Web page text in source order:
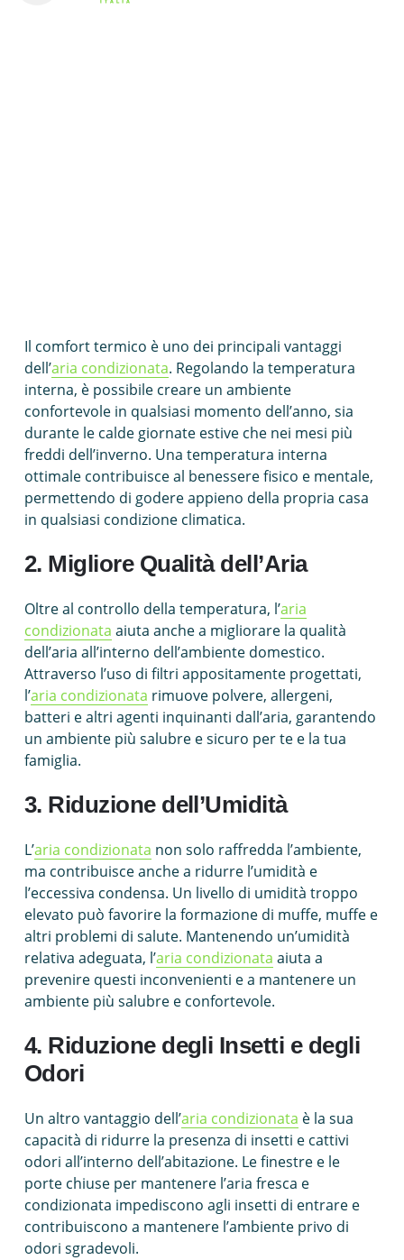
Il comfort termico è uno dei principali vantaggi
dell’aria condizionata. Regolando la temperatura
interna, è possibile creare un ambiente
confortevole in qualsiasi momento dell’anno, sia
durante le calde giornate estive che nei mesi più
freddi dell’inverno. Una temperatura interna
ottimale contribuisce al benessere fisico e mentale,
permettendo di godere appieno della propria casa
in qualsiasi condizione climatica.
2. Migliore Qualità dell’Aria
Oltre al controllo della temperatura, l’aria
condizionata aiuta anche a migliorare la qualità
dell’aria all’interno dell’ambiente domestico.
Attraverso l’uso di filtri appositamente progettati,
l’aria condizionata rimuove polvere, allergeni,
batteri e altri agenti inquinanti dall’aria, garantendo
un ambiente più salubre e sicuro per te e la tua
famiglia.
3. Riduzione dell’Umidità
L’aria condizionata non solo raffredda l’ambiente,
ma contribuisce anche a ridurre l’umidità e
l’eccessiva condensa. Un livello di umidità troppo
elevato può favorire la formazione di muffe, muffe e
altri problemi di salute. Mantenendo un’umidità
relativa adeguata, l’aria condizionata aiuta a
prevenire questi inconvenienti e a mantenere un
ambiente più salubre e confortevole.
4. Riduzione degli Insetti e degli
Odori
Un altro vantaggio dell’aria condizionata è la sua
capacità di ridurre la presenza di insetti e cattivi
odori all’interno dell’abitazione. Le finestre e le
porte chiuse per mantenere l’aria fresca e
condizionata impediscono agli insetti di entrare e
contribuiscono a mantenere l’ambiente privo di
odori sgradevoli.